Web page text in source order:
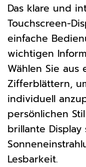
Das klare und
Touchscreen-
einfache
wichtigen
Wählen Sie aus
Zifferblättern,
individuell
persönlichen
brillante
Lesbarkeit.